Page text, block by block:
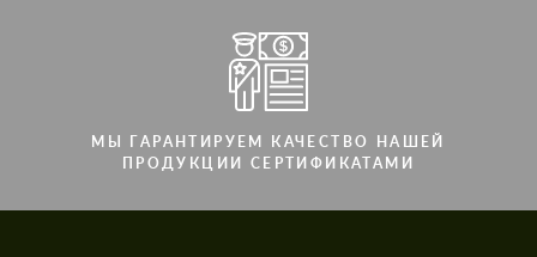
МЫ ГАРАНТИРУЕМ КАЧЕСТВО НАШЕЙ
ПРОДУКЦИИ СЕРТИФИКАТАМИ